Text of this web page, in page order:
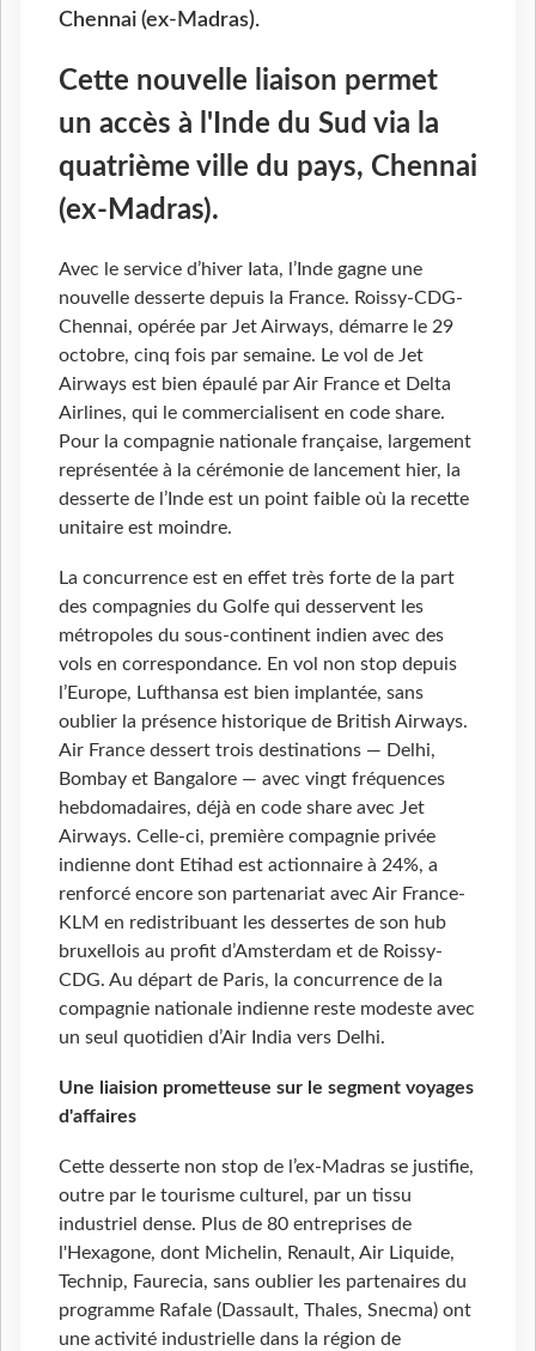
Chennai (ex-Madras).
Cette nouvelle liaison permet
un accès à l'Inde du Sud via la
quatrième ville du pays, Chennai
(ex-Madras).
Avec le service d’hiver Iata, l’Inde gagne une
nouvelle desserte depuis la France. Roissy-CDG-
Chennai, opérée par Jet Airways, démarre le 29
octobre, cinq fois par semaine. Le vol de Jet
Airways est bien épaulé par Air France et Delta
Airlines, qui le commercialisent en code share.
Pour la compagnie nationale française, largement
représentée à la cérémonie de lancement hier, la
desserte de l’Inde est un point faible où la recette
unitaire est moindre.
La concurrence est en effet très forte de la part
des compagnies du Golfe qui desservent les
métropoles du sous-continent indien avec des
vols en correspondance. En vol non stop depuis
l’Europe, Lufthansa est bien implantée, sans
oublier la présence historique de British Airways.
Air France dessert trois destinations — Delhi,
Bombay et Bangalore — avec vingt fréquences
hebdomadaires, déjà en code share avec Jet
Airways. Celle-ci, première compagnie privée
indienne dont Etihad est actionnaire à 24%, a
renforcé encore son partenariat avec Air France-
KLM en redistribuant les dessertes de son hub
bruxellois au profit d’Amsterdam et de Roissy-
CDG. Au départ de Paris, la concurrence de la
compagnie nationale indienne reste modeste avec
un seul quotidien d’Air India vers Delhi.
Une liaision prometteuse sur le segment voyages
d'affaires
Cette desserte non stop de l’ex-Madras se justifie,
outre par le tourisme culturel, par un tissu
industriel dense. Plus de 80 entreprises de
l'Hexagone, dont Michelin, Renault, Air Liquide,
Technip, Faurecia, sans oublier les partenaires du
programme Rafale (Dassault, Thales, Snecma) ont
une activité industrielle dans la région de